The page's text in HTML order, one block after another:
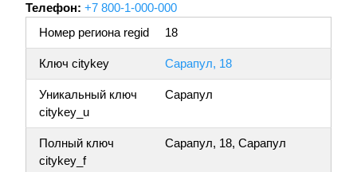
Телефон: +7 800-1-000-000
Номер региона regid
18
Ключ citykey Сарапул, 18
Уникальный ключ
citykey_u
Сарапул
Полный ключ
citykey_f
Сарапул, 18, Сарапул